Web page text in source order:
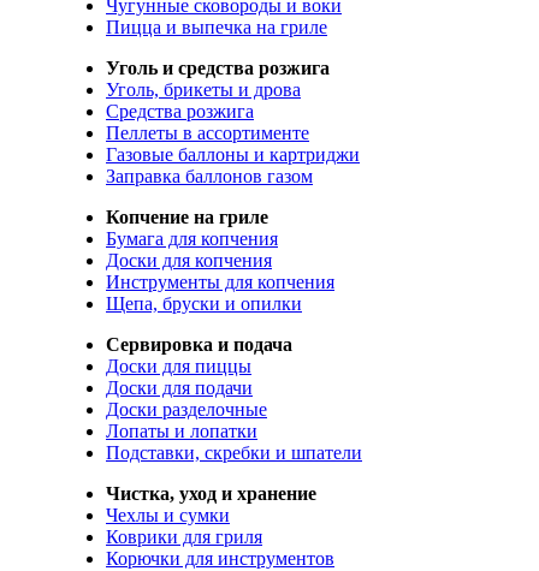
Чугунные сковороды и воки
Пицца и выпечка на гриле
Уголь и средства розжига
Уголь, брикеты и дрова
Средства розжига
Пеллеты в ассортименте
Газовые баллоны и картриджи
Заправка баллонов газом
Копчение на гриле
Бумага для копчения
Доски для копчения
Инструменты для копчения
Щепа, бруски и опилки
Сервировка и подача
Доски для пиццы
Доски для подачи
Доски разделочные
Лопаты и лопатки
Подставки, скребки и шпатели
Чистка, уход и хранение
Чехлы и сумки
Коврики для гриля
Корючки для инструментов